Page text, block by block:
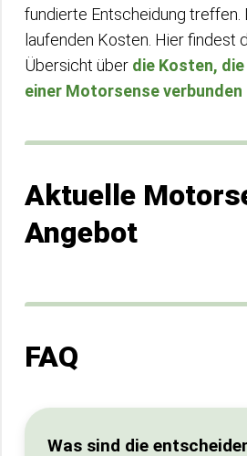
fundierte Entscheidung treffen.
laufenden Kosten. Hier findest
Übersicht über die Kosten,
einer Motorsense verbunden
Aktuelle
Angebot
FAQ
Was sind die